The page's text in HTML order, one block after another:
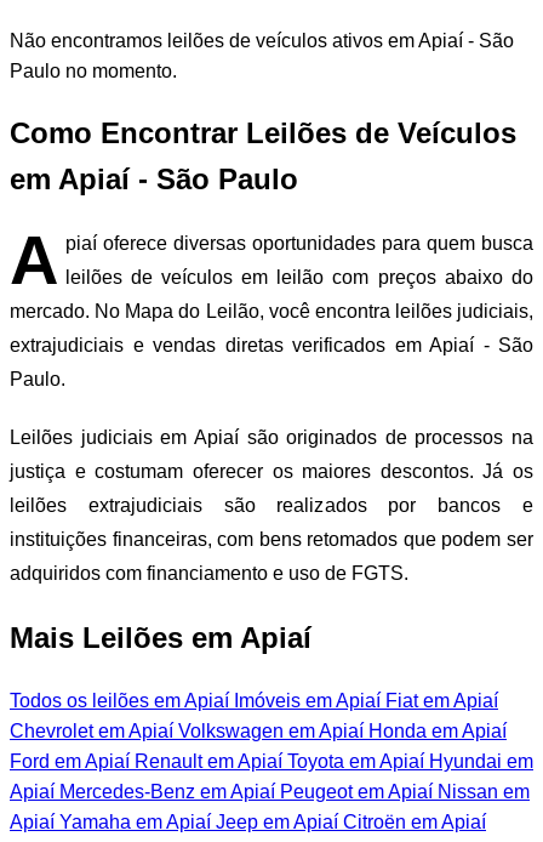
Não encontramos leilões de veículos ativos em Apiaí - São
Paulo no momento.
Como Encontrar Leilões de Veículos
em Apiaí - São Paulo
A piaí oferece diversas oportunidades para quem busca
leilões de veículos em leilão com preços abaixo do
mercado. No Mapa do Leilão, você encontra leilões judiciais,
extrajudiciais e vendas diretas verificados em Apiaí - São
Paulo.
Leilões judiciais em Apiaí são originados de processos na
justiça e costumam oferecer os maiores descontos. Já os
leilões extrajudiciais são realizados por bancos e
instituições financeiras, com bens retomados que podem ser
adquiridos com financiamento e uso de FGTS.
Mais Leilões em Apiaí
Todos os leilões em Apiaí Imóveis em Apiaí Fiat em Apiaí
Chevrolet em Apiaí Volkswagen em Apiaí Honda em Apiaí
Ford em Apiaí Renault em Apiaí Toyota em Apiaí Hyundai em
Apiaí Mercedes-Benz em Apiaí Peugeot em Apiaí Nissan em
Apiaí Yamaha em Apiaí Jeep em Apiaí Citroën em Apiaí